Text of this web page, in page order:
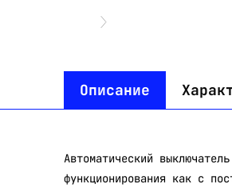
Описание
Автоматический
функционирования как с